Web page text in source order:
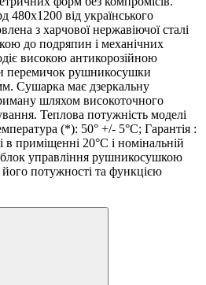
від українського
з харчової нержавіючої сталі
до подряпин і механічних
високою антикорозійною
перемичок рушникосушки
Сушарка має дзеркальну
шляхом високоточного
Теплова потужність моделі
(*): 50° +/- 5°C; Гарантія :
в приміщенні 20°С і номінальній
управління рушникосушкою
потужності та функцією